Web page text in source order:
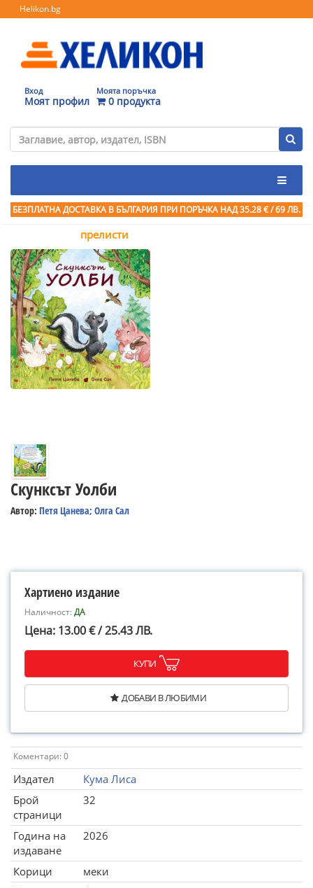
Helikon.bg
Вход
Моят профил
Моята поръчка
0 продукта
БЕЗПЛАТНА ДОСТАВКА В БЪЛГАРИЯ ПРИ ПОРЪЧКА НАД 35.28 € / 69 ЛВ.
прелисти
Скунксът Уолби
Автор: Петя Цанева; Олга Сал
Хартиено издание
Наличност:ДА
Цена: 13.00 € / 25.43 ЛВ.
КУПИ
ДОБАВИ В ЛЮБИМИ
Коментари: 0
Издател
Кума Лиса
Брой
страници
32
Година на
издаване
2026
Корици
меки